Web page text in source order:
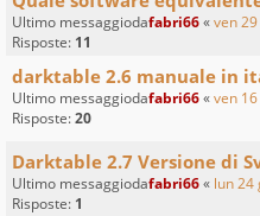
Ultimo messaggiodafabri66«ven
Risposte: 11
darktable 2.6 manuale in
Ultimo messaggiodafabri66«ven
Risposte:20
Darktable 2.7 Versione di
Ultimo messaggiodafabri66« lun 24
Risposte: 1